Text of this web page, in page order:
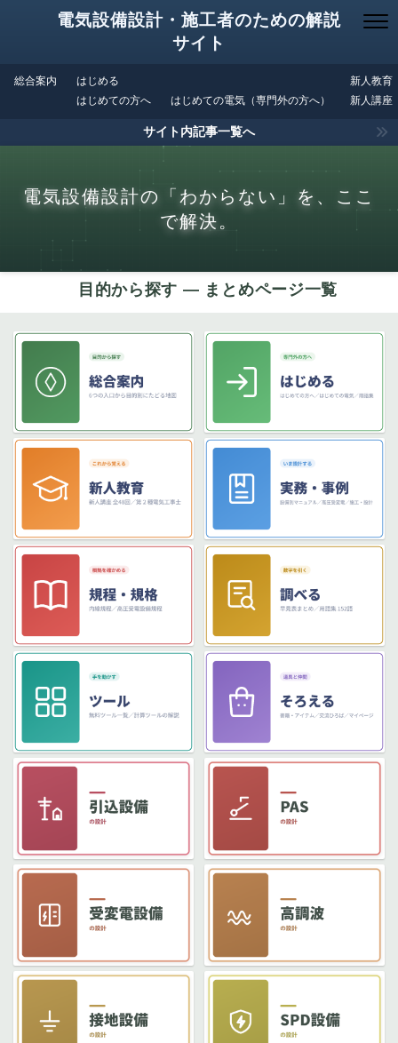
電気設備設計・施工者のための解説
サイト
総合案内
はじめる
はじめての方へ
はじめての電気（専門外の方へ）
新人教育
新人講座
サイト内記事一覧へ
電気設備設計の「わからない」を、ここ
で解決。